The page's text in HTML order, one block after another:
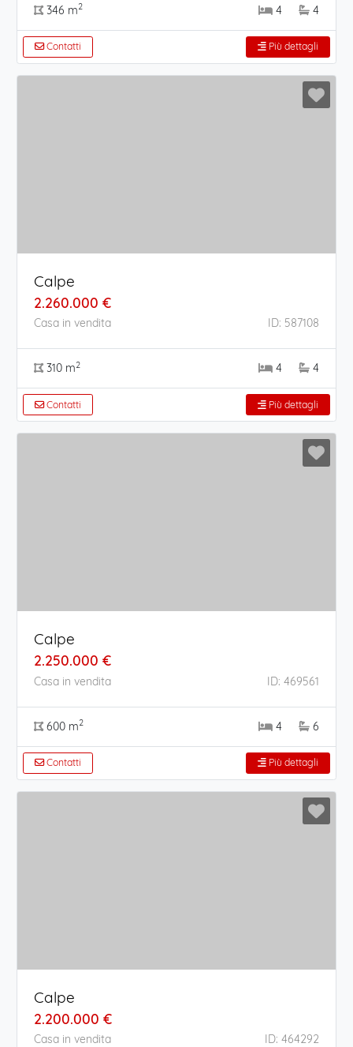
346 m2 4 4
Contatti Più dettagli
Calpe
2.260.000 €
Casa in vendita ID: 587108
310 m2 4 4
Contatti Più dettagli
Calpe
2.250.000 €
Casa in vendita ID: 469561
600 m2 4 6
Contatti Più dettagli
Calpe
2.200.000 €
Casa in vendita ID: 464292